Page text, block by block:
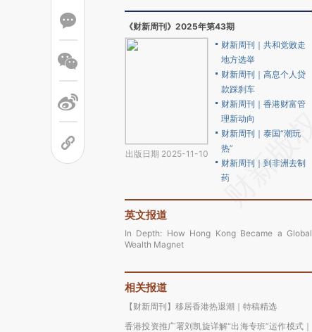
《财新周刊》2025年第43期
出版日期 2025-11-10
财新周刊｜共和党败走
地方选举
财新周刊｜高息个人贷
款踩刹车
财新周刊｜香港财富管
理新动向
财新周刊｜泰国“潮玩
热”
财新周刊｜到非洲去制
药
英文报道
In Depth: How Hong Kong Became a Global
Wealth Magnet
相关报道
【财新周刊】移居香港热退潮｜特稿精选
香港投资推广署刘凯旋详解“出海专班”运作模式｜